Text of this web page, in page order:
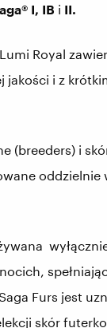
I, IB i II.
Royal
i z
(breeders) i
oddzielnie
Furs jest
skór